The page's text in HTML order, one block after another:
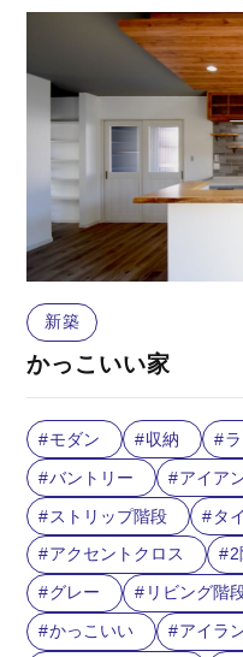
新築
かっこいい家
モダン 収納
バントリー
アイア
ストリップ階段
タ
アクセントクロス
2
グレー
リビング階
かっこいい
アイラ